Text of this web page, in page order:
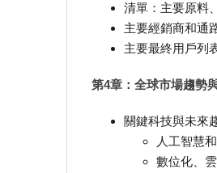
清單：主要原料
主要經銷商和通
主要最終用戶列
第4章：全球市場趨勢
關鍵科技與未來
人工智慧
數位化、